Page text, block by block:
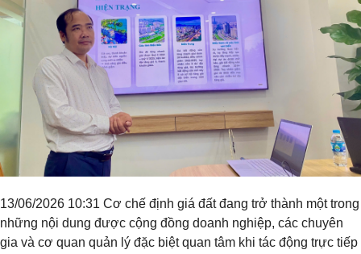
13/06/2026 10:31 Cơ chế định giá đất đang trở thành một trong
những nội dung được cộng đồng doanh nghiệp, các chuyên
gia và cơ quan quản lý đặc biệt quan tâm khi tác động trực tiếp